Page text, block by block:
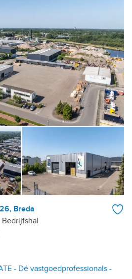
Breda
Bedrijfshal
- Dé vastgoedprofessionals -